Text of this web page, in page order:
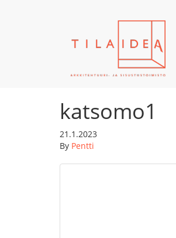
katsomo1
21.1.2023
By Pentti